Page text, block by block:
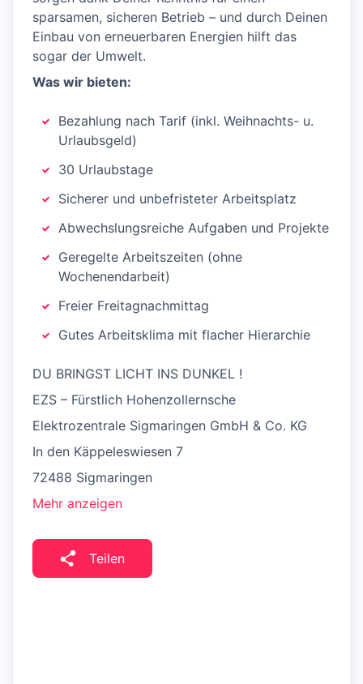
sparsamen, sicheren Betrieb – und durch Deinen
Einbau von erneuerbaren Energien hilft das
sogar der Umwelt.
Was wir bieten:
Bezahlung nach Tarif (inkl. Weihnachts- u.
Urlaubsgeld)
30 Urlaubstage
Sicherer und unbefristeter Arbeitsplatz
Abwechslungsreiche Aufgaben und Projekte
Geregelte Arbeitszeiten (ohne
Wochenendarbeit)
Freier Freitagnachmittag
Gutes Arbeitsklima mit flacher Hierarchie
DU BRINGST LICHT INS DUNKEL !
EZS – Fürstlich Hohenzollernsche
Elektrozentrale Sigmaringen GmbH & Co. KG
In den Käppeleswiesen 7
72488 Sigmaringen
Mehr anzeigen
Teilen